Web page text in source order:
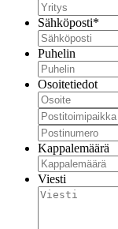
Sähköposti*
Puhelin
Osoitetiedot
Kappalemäärä
Viesti